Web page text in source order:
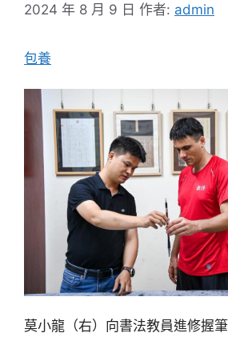
2024 年 8 月 9 日 作者: admin
包養
莫小龍（右）向書法教員進修握